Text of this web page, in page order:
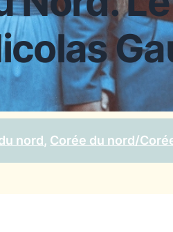
nord, Corée du nord/